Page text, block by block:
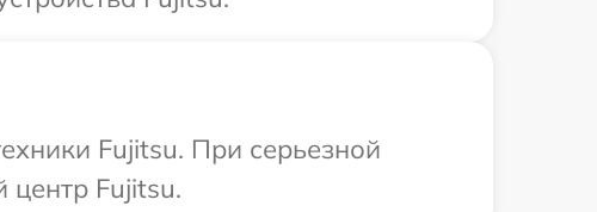
Fujitsu. При серьезной
центр Fujitsu.